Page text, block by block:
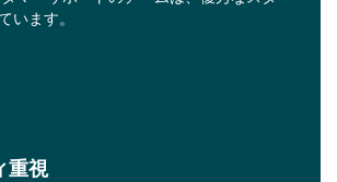
います。
重視